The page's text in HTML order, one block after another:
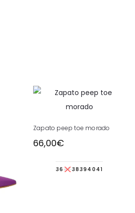
Zapato peep toe morado
66,00€
363738394041